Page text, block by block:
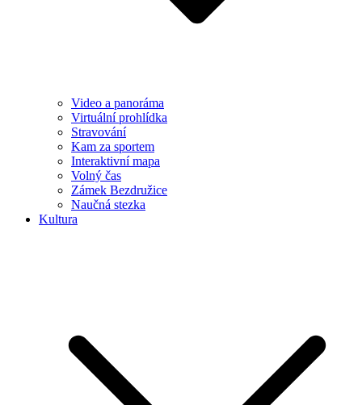
Video a panoráma
Virtuální prohlídka
Stravování
Kam za sportem
Interaktivní mapa
Volný čas
Zámek Bezdružice
Naučná stezka
Kultura